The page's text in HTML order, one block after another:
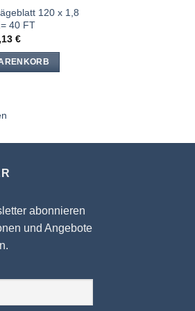
120 x 1,8
40 FT
€
abonnieren
und Angebote